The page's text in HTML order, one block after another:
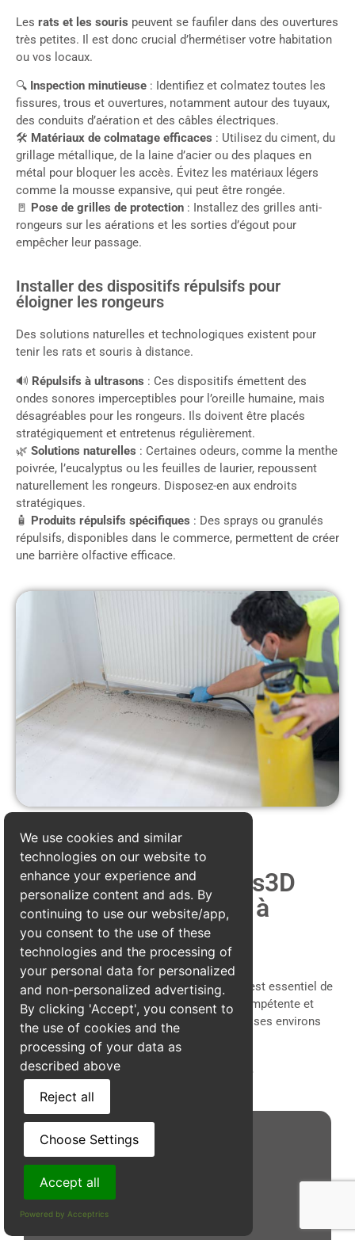
Les rats et les souris peuvent se faufiler dans des ouvertures
très petites. Il est donc crucial d’hermétiser votre habitation
ou vos locaux.
🔍 Inspection minutieuse : Identifiez et colmatez toutes les
fissures, trous et ouvertures, notamment autour des tuyaux,
des conduits d’aération et des câbles électriques.
🛠 Matériaux de colmatage efficaces : Utilisez du ciment, du
grillage métallique, de la laine d’acier ou des plaques en
métal pour bloquer les accès. Évitez les matériaux légers
comme la mousse expansive, qui peut être rongée.
🚪 Pose de grilles de protection : Installez des grilles anti-
rongeurs sur les aérations et les sorties d’égout pour
empêcher leur passage.
Installer des dispositifs répulsifs pour
éloigner les rongeurs
Des solutions naturelles et technologiques existent pour
tenir les rats et souris à distance.
🔊 Répulsifs à ultrasons : Ces dispositifs émettent des
ondes sonores imperceptibles pour l’oreille humaine, mais
désagréables pour les rongeurs. Ils doivent être placés
stratégiquement et entretenus régulièrement.
🌿 Solutions naturelles : Certaines odeurs, comme la menthe
poivrée, l’eucalyptus ou les feuilles de laurier, repoussent
naturellement les rongeurs. Disposez-en aux endroits
stratégiques.
🧴 Produits répulsifs spécifiques : Des sprays ou granulés
répulsifs, disponibles dans le commerce, permettent de créer
une barrière olfactive efficace.
Pourquoi choisir Alpes3D
pour une dératisation à
Chalon
Face à une infestation de rats ou desouris
, il est essentiel de
faire appel à une entreprise de dératisation
compétente et
réactive.
Alpes3D
est la référence à Chalon et ses environs
pour l’éradication efficace des nuisibles.
Un processus d'intervention simple
We use cookies and similar
technologies on our website to
enhance your experience and
personalize content and ads. By
continuing to use our website/app,
you consent to the use of these
technologies and the processing of
your personal data for personalized
and non-personalized advertising.
By clicking 'Accept', you consent to
the use of cookies and the
processing of your data as
described above
Reject all
Choose Settings
Accept all
Powered by Acceptrics